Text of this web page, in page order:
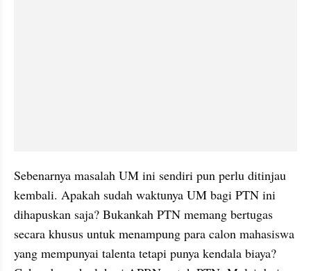
Sebenarnya masalah UM ini sendiri pun perlu ditinjau
kembali. Apakah sudah waktunya UM bagi PTN ini
dihapuskan saja? Bukankah PTN memang bertugas
secara khusus untuk menampung para calon mahasiswa
yang mempunyai talenta tetapi punya kendala biaya?